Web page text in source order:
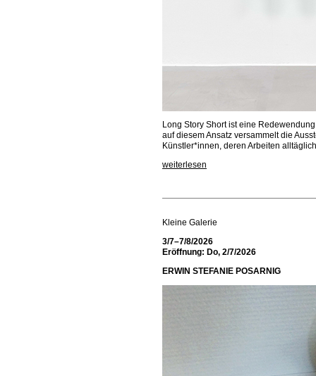
Long Story Short ist eine
auf diesem Ansatz versammelt die
Künstler*innen, deren Arbeiten
weiterlesen
Kleine Galerie
3/7–7/8/2026
Eröffnung: Do, 2/7/2026
ERWIN STEFANIE POSARNIG